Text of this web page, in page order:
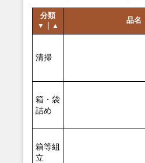
分類
▼ ▲
品名
清掃
箱・袋
詰め
箱等組
立